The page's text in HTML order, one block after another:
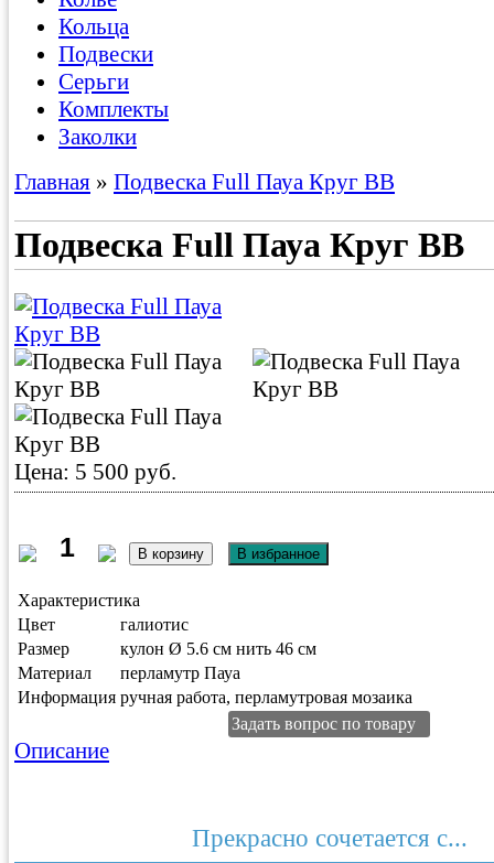
Кольца
Подвески
Серьги
Комплекты
Заколки
Главная » Подвеска Full Пауа Круг BB
Подвеска Full Пауа Круг BB
Цена: 5 500 руб.
Характеристика
Цвет
галиотис
Размер
кулон Ø 5.6 см нить 46 см
Материал
перламутр Пауа
Информация ручная работа, перламутровая мозаика
Задать вопрос по товару
Описание
Прекрасно сочетается с...